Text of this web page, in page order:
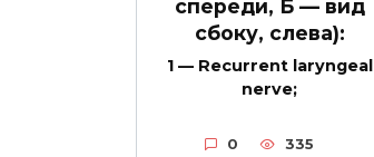
спереди, Б — вид
сбоку, слева):
1 — Recurrent laryngeal
nerve;
0 335